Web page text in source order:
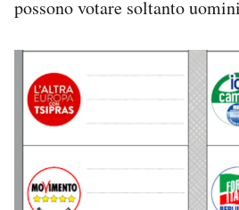
possono votare soltanto